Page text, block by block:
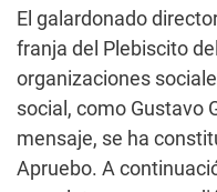
El galardonado
franja del Plebiscito
organizaciones
social, como Gustavo
mensaje, se ha
Apruebo. A